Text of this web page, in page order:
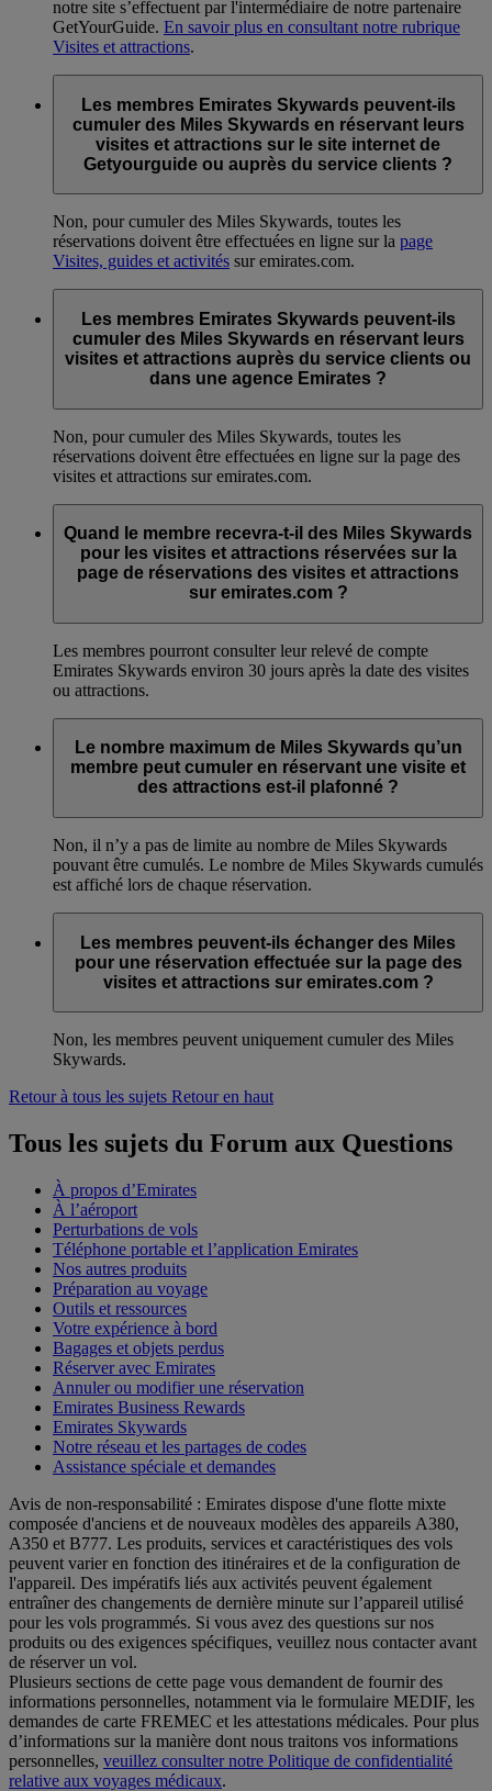
notre site s’effectuent par l'intermédiaire de notre partenaire
GetYourGuide. En savoir plus en consultant notre rubrique
Visites et attractions.
Les membres Emirates Skywards peuvent-ils
cumuler des Miles Skywards en réservant leurs
visites et attractions sur le site internet de
Getyourguide ou auprès du service clients ?
Non, pour cumuler des Miles Skywards, toutes les
réservations doivent être effectuées en ligne sur la page
Visites, guides et activités sur emirates.com.
Les membres Emirates Skywards peuvent-ils
cumuler des Miles Skywards en réservant leurs
visites et attractions auprès du service clients ou
dans une agence Emirates ?
Non, pour cumuler des Miles Skywards, toutes les
réservations doivent être effectuées en ligne sur la page des
visites et attractions sur emirates.com.
Quand le membre recevra-t-il des Miles Skywards
pour les visites et attractions réservées sur la
page de réservations des visites et attractions
sur emirates.com ?
Les membres pourront consulter leur relevé de compte
Emirates Skywards environ 30 jours après la date des visites
ou attractions.
Le nombre maximum de Miles Skywards qu’un
membre peut cumuler en réservant une visite et
des attractions est-il plafonné ?
Non, il n’y a pas de limite au nombre de Miles Skywards
pouvant être cumulés. Le nombre de Miles Skywards cumulés
est affiché lors de chaque réservation.
Les membres peuvent-ils échanger des Miles
pour une réservation effectuée sur la page des
visites et attractions sur emirates.com ?
Non, les membres peuvent uniquement cumuler des Miles
Skywards.
Retour à tous les sujets Retour en haut
Tous les sujets du Forum aux Questions
À propos d’Emirates
À l’aéroport
Perturbations de vols
Téléphone portable et l’application Emirates
Nos autres produits
Préparation au voyage
Outils et ressources
Votre expérience à bord
Bagages et objets perdus
Réserver avec Emirates
Annuler ou modifier une réservation
Emirates Business Rewards
Emirates Skywards
Notre réseau et les partages de codes
Assistance spéciale et demandes
Avis de non-responsabilité : Emirates dispose d'une flotte mixte
composée d'anciens et de nouveaux modèles des appareils A380,
A350 et B777. Les produits, services et caractéristiques des vols
peuvent varier en fonction des itinéraires et de la configuration de
l'appareil. Des impératifs liés aux activités peuvent également
entraîner des changements de dernière minute sur l’appareil utilisé
pour les vols programmés. Si vous avez des questions sur nos
produits ou des exigences spécifiques, veuillez nous contacter avant
de réserver un vol.
Plusieurs sections de cette page vous demandent de fournir des
informations personnelles, notamment via le formulaire MEDIF, les
demandes de carte FREMEC et les attestations médicales. Pour plus
d’informations sur la manière dont nous traitons vos informations
personnelles, veuillez consulter notre Politique de confidentialité
relative aux voyages médicaux.